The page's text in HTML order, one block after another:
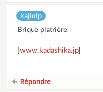
kajiolp
Brique platrière
www.kadashika.jp]
Répondre